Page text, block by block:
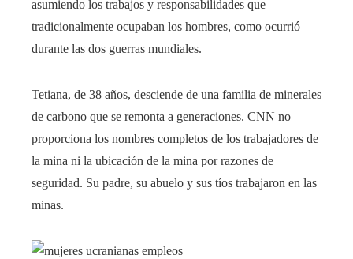
asumiendo los trabajos y responsabilidades que
tradicionalmente ocupaban los hombres, como ocurrió
durante las dos guerras mundiales.
Tetiana, de 38 años, desciende de una familia de minerales
de carbono que se remonta a generaciones. CNN no
proporciona los nombres completos de los trabajadores de
la mina ni la ubicación de la mina por razones de
seguridad. Su padre, su abuelo y sus tíos trabajaron en las
minas.